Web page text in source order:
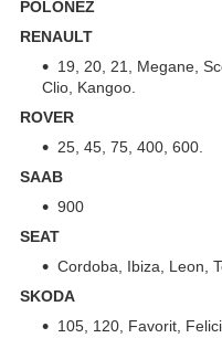
POLONEZ
RENAULT
19, 20, 21, Megane,
Clio, Kangoo.
ROVER
25, 45, 75, 400, 600.
SAAB
900
SEAT
Cordoba, Ibiza, Leon,
SKODA
105, 120, Favorit,